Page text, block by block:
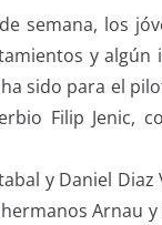
semana, los
y algún
sido para el
Filip Jenic,
y Daniel
Arnau